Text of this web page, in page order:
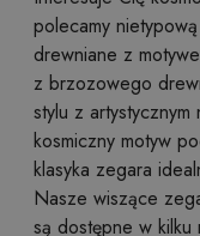
polecamy
drewniane z
z brzozowego
stylu z
kosmiczny motyw
klasyka zegara
Nasze wiszące
są dostępne w kilku